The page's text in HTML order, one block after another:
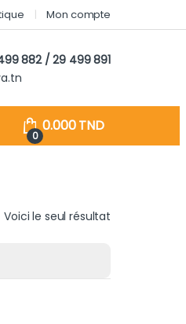
Mon compte
882 / 29 499 891
0
0.000TND
Voici le seul résultat